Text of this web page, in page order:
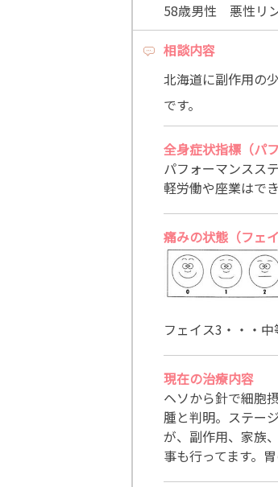
58歳男性 悪性リ
相談内容
北海道に副作用の
です。
全身症状指標（パ
パフォーマンスス
軽労働や座業はで
痛みの状態（フェ
フェイス3・・・中
現在の治療内容
ヘソから針で細胞
腫と判明。ステー
が、副作用、家族
事も行ってます。